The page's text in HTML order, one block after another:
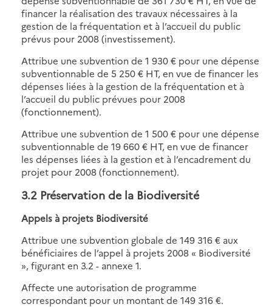
financer la réalisation des travaux nécessaires à la
gestion de la fréquentation et à l’accueil du public
prévus pour 2008 (investissement).
Attribue une subvention de 1 930 € pour une dépense
subventionnable de 5 250 € HT, en vue de financer les
dépenses liées à la gestion de la fréquentation et à
l’accueil du public prévues pour 2008
(fonctionnement).
Attribue une subvention de 1 500 € pour une dépense
subventionnable de 19 660 € HT, en vue de financer
les dépenses liées à la gestion et à l’encadrement du
projet pour 2008 (fonctionnement).
3.2 Préservation de la Biodiversité
Appels à projets Biodiversité
Attribue une subvention globale de 149 316 € aux
bénéficiaires de l’appel à projets 2008 « Biodiversité
», figurant en 3.2 - annexe 1.
Affecte une autorisation de programme
correspondant pour un montant de 149 316 €.